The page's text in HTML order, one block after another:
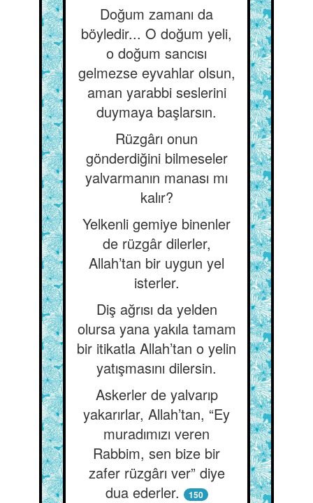
Doğum zamanı da
böyledir... O doğum yeli,
o doğum sancısı
gelmezse eyvahlar olsun,
aman yarabbi seslerini
duymaya başlarsın.
Rüzgârı onun
gönderdiğini bilmeseler
yalvarmanın manası mı
kalır?
Yelkenli gemiye binenler
de rüzgâr dilerler,
Allah’tan bir uygun yel
isterler.
Diş ağrısı da yelden
olursa yana yakıla tamam
bir itikatla Allah’tan o yelin
yatışmasını dilersin.
Askerler de yalvarıp
yakarırlar, Allah’tan, “Ey
muradımızı veren
Rabbim, sen bize bir
zafer rüzgârı ver” diye
dua ederler.
150